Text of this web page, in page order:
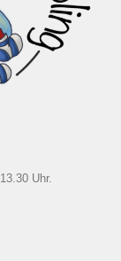
Uhr.